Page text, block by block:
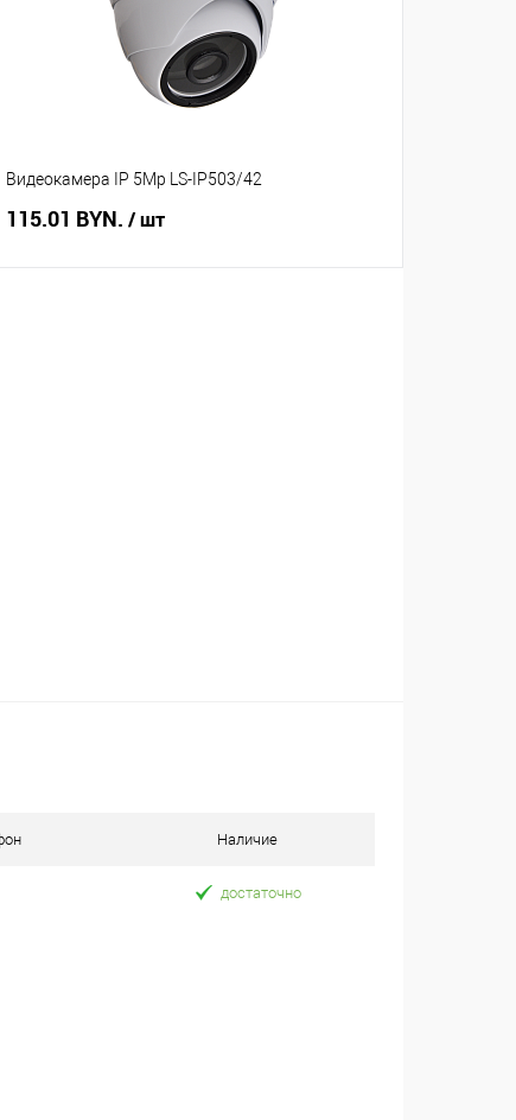
В наличии
Видеокамера IP 5Mp LS-IP503/42
115.01 BYN. / шт
Наличие
достаточно